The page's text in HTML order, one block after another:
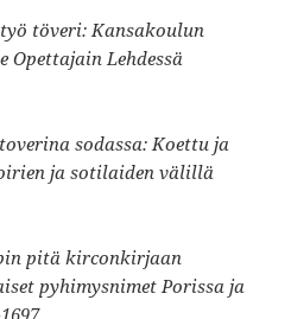
töveri: Kansakoulun
Lehdessä
sodassa: Koettu ja
ja sotilaiden välillä
pitä kirconkirjaan
pyhimysnimet Porissa ja